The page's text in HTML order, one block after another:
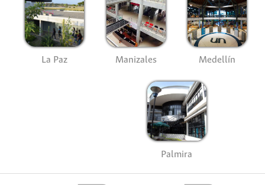
La Paz Manizales Medellín
Palmira